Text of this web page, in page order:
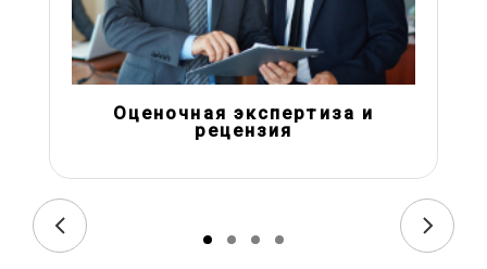
Оценочная экспертиза и
рецензия